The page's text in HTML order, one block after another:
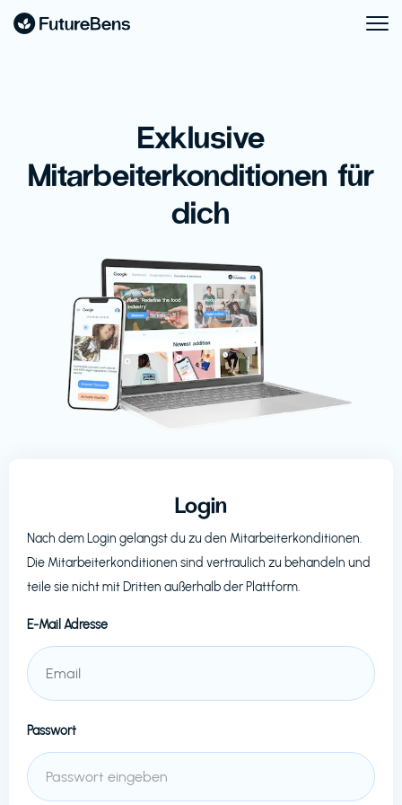
Exklusive
Mitarbeiterkonditionen für
dich
Login
Nach dem Login gelangst du zu den Mitarbeiterkonditionen.
Die Mitarbeiterkonditionen sind vertraulich zu behandeln und
teile sie nicht mit Dritten außerhalb der Plattform.
E-Mail Adresse
Passwort